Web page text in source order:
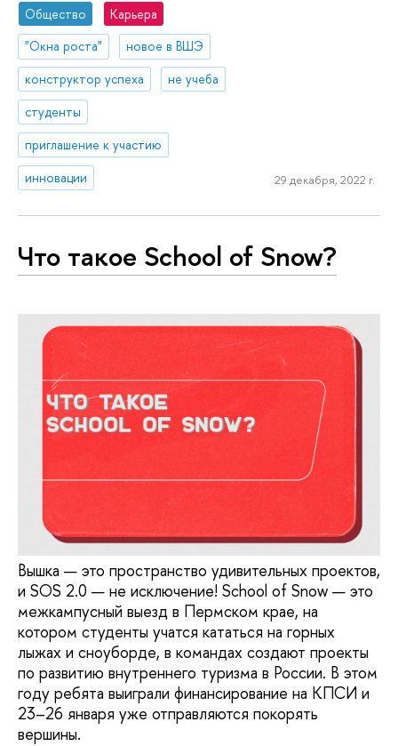
Общество
Карьера
"Окна роста"
новое в ВШЭ
конструктор успеха
не учеба
студенты
приглашение к участию
инновации
29 декабря, 2022 г.
Что такое School of Snow?
Вышка — это пространство удивительных проектов,
и SOS 2.0 — не исключение! School of Snow — это
межкампусный выезд в Пермском крае, на
котором студенты учатся кататься на горных
лыжах и сноуборде, в командах создают проекты
по развитию внутреннего туризма в России. В этом
году ребята выиграли финансирование на КПСИ и
23–26 января уже отправляются покорять
вершины.